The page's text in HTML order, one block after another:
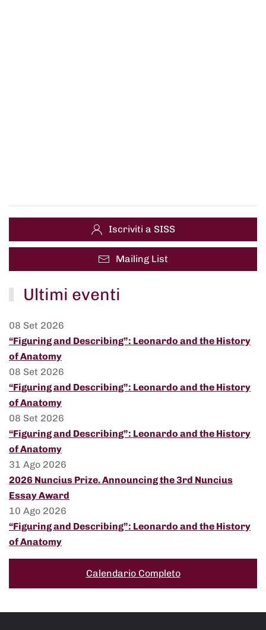
Iscriviti a SISS
Mailing List
Ultimi eventi
08 Set 2026
“Figuring and Describing”: Leonardo and the History
of Anatomy
08 Set 2026
“Figuring and Describing”: Leonardo and the History
of Anatomy
08 Set 2026
“Figuring and Describing”: Leonardo and the History
of Anatomy
31 Ago 2026
2026 Nuncius Prize. Announcing the 3rd Nuncius
Essay Award
10 Ago 2026
“Figuring and Describing”: Leonardo and the History
of Anatomy
Calendario Completo